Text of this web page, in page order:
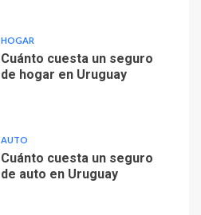
HOGAR
Cuánto cuesta un seguro
de hogar en Uruguay
AUTO
Cuánto cuesta un seguro
de auto en Uruguay